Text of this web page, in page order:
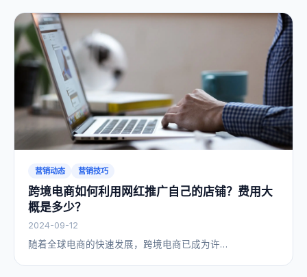
营销动态 营销技巧
跨境电商如何利用网红推广自己的店铺？费用大
概是多少？
2024-09-12
随着全球电商的快速发展，跨境电商已成为许…